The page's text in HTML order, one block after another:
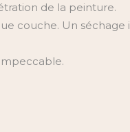
de la peinture.
couche. Un